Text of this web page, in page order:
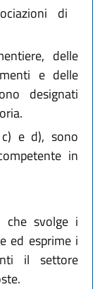
di
delle
e delle
designati
e d), sono
in
che svolge i
ed esprime i
il settore